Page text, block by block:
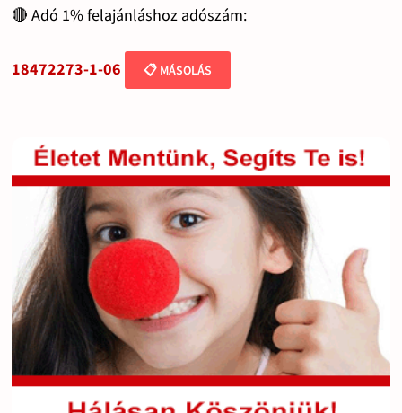
🔴 Adó 1% felajánláshoz adószám:
18472273-1-06 📋 MÁSOLÁS